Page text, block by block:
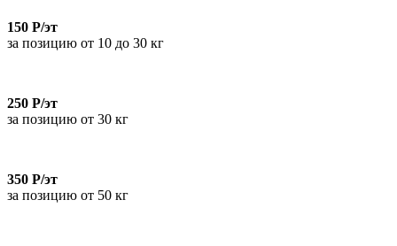
150 Р/эт
за позицию от 10 до 30 кг
250 Р/эт
за позицию от 30 кг
350 Р/эт
за позицию от 50 кг